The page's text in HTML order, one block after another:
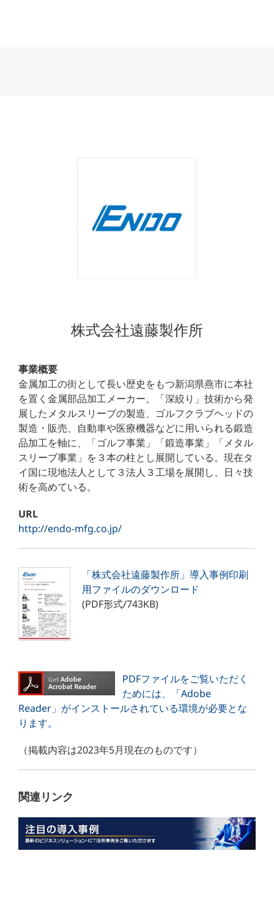
株式会社遠藤製作所
事業概要
金属加工の街として長い歴史をもつ新潟県燕市に本社
を置く金属部品加工メーカー。「深絞り」技術から発
展したメタルスリーブの製造、ゴルフクラブヘッドの
製造・販売、自動車や医療機器などに用いられる鍛造
品加工を軸に、「ゴルフ事業」「鍛造事業」「メタル
スリーブ事業」を３本の柱とし展開している。現在タ
イ国に現地法人として３法人３工場を展開し、日々技
術を高めている。
URL
http://endo-mfg.co.jp/
「株式会社遠藤製作所」導入事例印刷
用ファイルのダウンロード
(PDF形式/743KB)
PDFファイルをご覧いただく
ためには、「Adobe
Reader」がインストールされている環境が必要とな
ります。
（掲載内容は2023年5月現在のものです）
関連リンク